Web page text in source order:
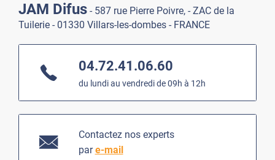
JAM Difus - 587 rue Pierre Poivre, - ZAC de la
Tuilerie - 01330 Villars-les-dombes - FRANCE
04.72.41.06.60
du lundi au vendredi de 09h à 12h
Contactez nos experts
pare-mail